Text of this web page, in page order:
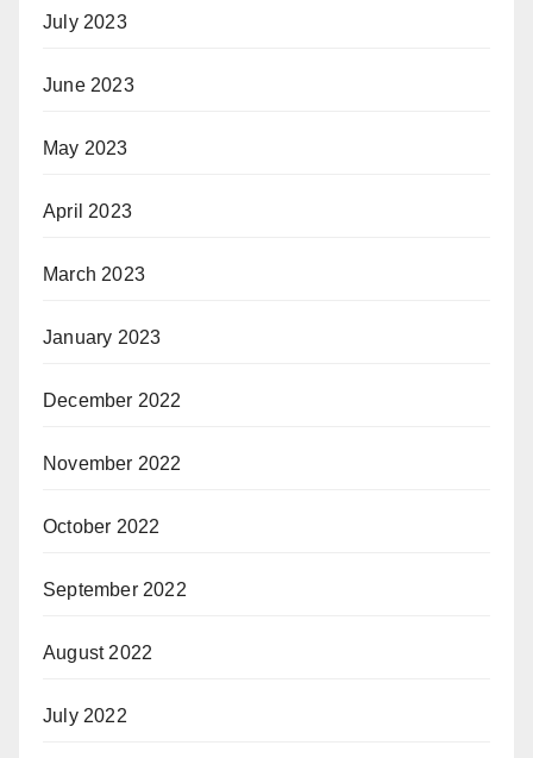
July 2023
June 2023
May 2023
April 2023
March 2023
January 2023
December 2022
November 2022
October 2022
September 2022
August 2022
July 2022